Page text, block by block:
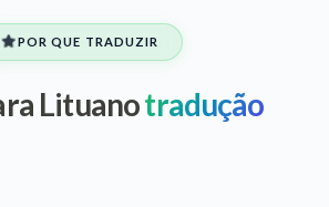
POR QUE TRADUZIR
Lituanotradução